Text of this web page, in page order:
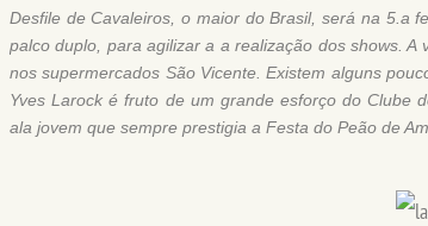
Desfile de Cavaleiros, o maior do Brasil, será na 5.a
palco duplo, para agilizar a a realização dos shows.
nos supermercados São Vicente. Existem alguns
Yves Larock é fruto de um grande esforço do Clube
ala jovem que sempre prestigia a Festa do Peão de